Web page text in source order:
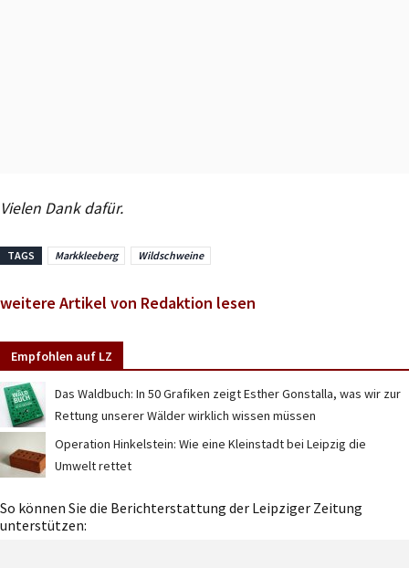
Vielen Dank dafür.
TAGS Markkleeberg Wildschweine
weitere Artikel von Redaktion lesen
Empfohlen auf LZ
Das Waldbuch: In 50 Grafiken zeigt Esther Gonstalla, was wir zur
Rettung unserer Wälder wirklich wissen müssen
Operation Hinkelstein: Wie eine Kleinstadt bei Leipzig die
Umwelt rettet
So können Sie die Berichterstattung der Leipziger Zeitung
unterstützen: